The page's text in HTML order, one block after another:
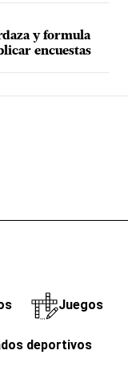
y formula
encuestas
Juegos
deportivos